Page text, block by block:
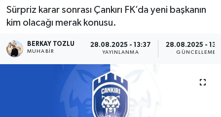
Sürpriz karar sonrası Çankırı FK’da yeni başkanın
kim olacağı merak konusu.
BERKAY TOZLU
MUHABIR
28.08.2025 - 13:37
YAYINLANMA
28.08.2025 -
GÜNCELLEME